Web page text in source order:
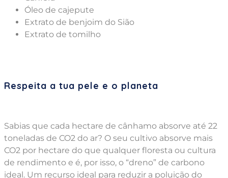
Óleo de cajepute
Extrato de benjoim do Sião
Extrato de tomilho
Respeita a tua pele e o planeta
Sabias que cada hectare de cânhamo absorve até 22
toneladas de CO2 do ar? O seu cultivo absorve mais
CO2 por hectare do que qualquer floresta ou cultura
de rendimento e é, por isso, o “dreno” de carbono
ideal. Um recurso ideal para reduzir a poluição do